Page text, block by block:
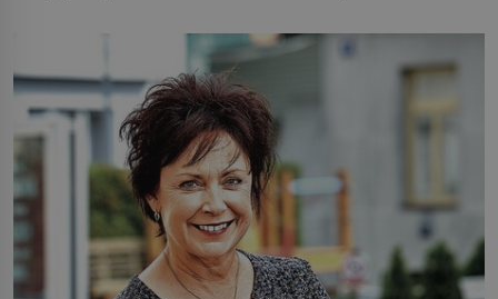
Jsme spolu moc rádi Tehdy byla jiná doba, když